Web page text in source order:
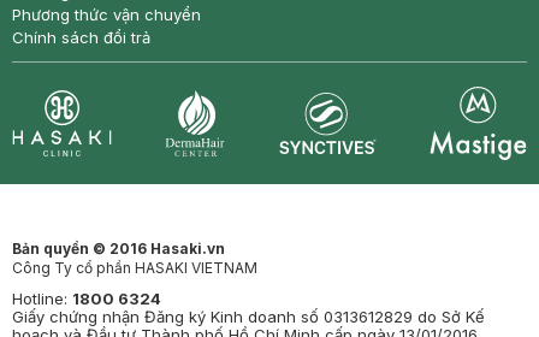
Phương thức vận chuyển
Chính sách đổi trả
Bản quyền © 2016 Hasaki.vn
Công Ty cổ phần HASAKI VIETNAM
Hotline: 1800 6324
Giấy chứng nhận Đăng ký Kinh doanh số 0313612829 do Sở Kế